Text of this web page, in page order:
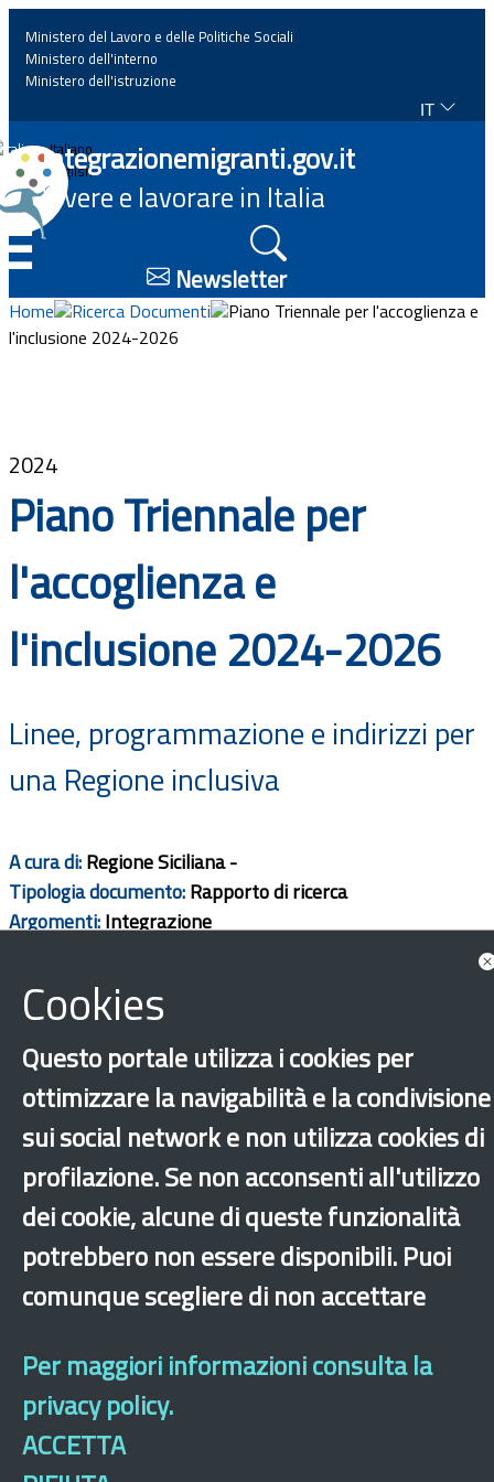
Home
News
Approfondimenti
Eventi
Progetti
Documenti
Bandi
Guide
Ministero del Lavoro e delle Politiche Sociali
Ministero dell'interno
Ministero dell'istruzione
IT
Italiano
English
Integrazionemigranti.gov.it
Vivere e lavorare in Italia
Newsletter
Home Ricerca Documenti
Piano Triennale per l'accoglienza e
l'inclusione 2024-2026
2024
Piano Triennale per
l'accoglienza e
l'inclusione 2024-2026
Linee, programmazione e indirizzi per
una Regione inclusiva
A cura di:Regione Siciliana -
Tipologia documento:Rapporto di ricerca
Argomenti:Integrazione
Sicilia Rapporti di ricerca
›×
Cookies
Questo portale utilizza i cookies per
ottimizzare la navigabilità e la condivisione
sui social network e non utilizza cookies di
profilazione. Se non acconsenti all'utilizzo
dei cookie, alcune di queste funzionalità
potrebbero non essere disponibili. Puoi
comunque scegliere di non accettare
Per maggiori informazioni consulta la
privacy policy.
ACCETTA